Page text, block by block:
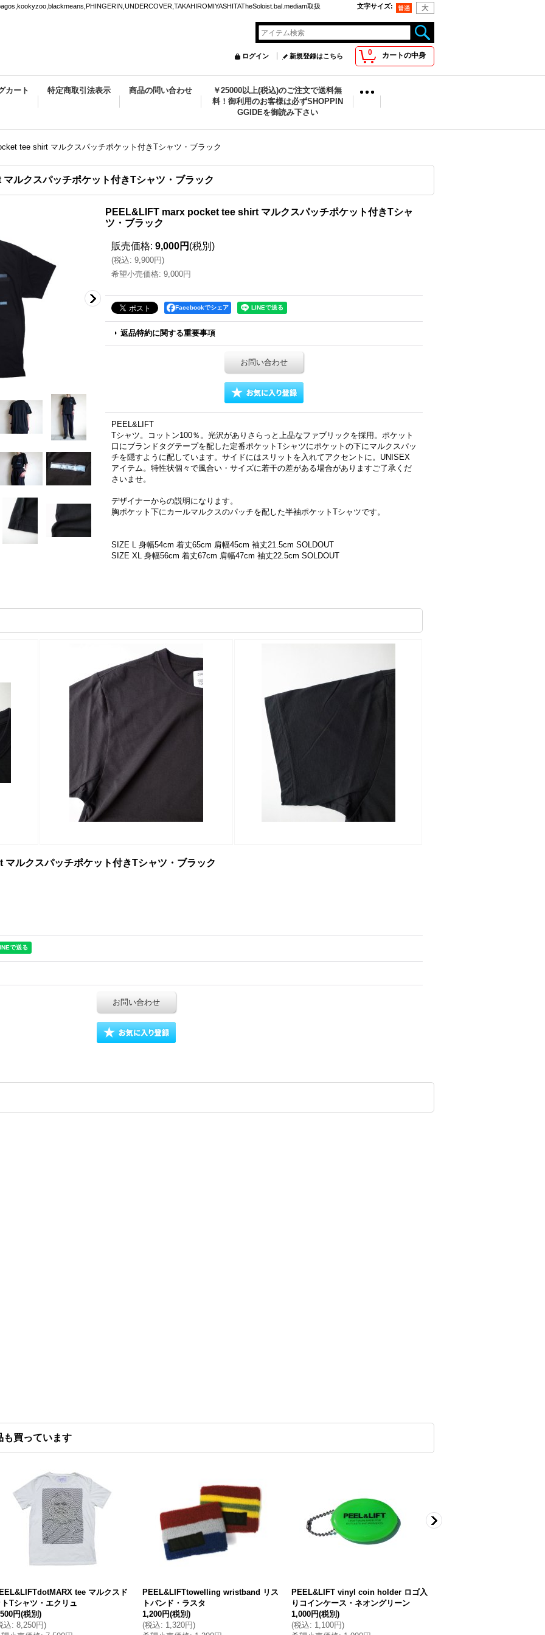
取扱 文字サイズ:
0 カートの中身
ログイン 新規登録はこちら
カート 特定商取引法表示 商品の問い合わせ
￥25000以上(税込)のご注文で送料無
料！御利用のお客様は必ずSHOPPIN
GGIDEを御読み下さい
tee shirt マルクスパッチポケット付きTシャツ・ブラック
ルクスパッチポケット付きTシャツ・ブラック
PEEL&LIFT marx pocket tee shirt マルクスパッチポケット付きTシャ
ツ・ブラック
販売価格: 9,000円 (税別)
(税込: 9,900円)
希望小売価格: 9,000円
Facebookでシェア
返品特約に関する重要事項
お問い合わせ
PEEL&LIFT
Tシャツ。コットン100％。光沢がありさらっと上品なファブリックを採用。ポケット
口にブランドタグテープを配した定番ポケットTシャツにポケットの下にマルクスパッ
チを隠すように配しています。サイドにはスリットを入れてアクセントに。UNISEX
アイテム。特性状個々で風合い・サイズに若干の差がある場合がありますご了承くだ
さいませ。
デザイナーからの説明になります。
胸ポケット下にカールマルクスのパッチを配した半袖ポケットTシャツです。
SIZE L 身幅54cm 着丈65cm 肩幅45cm 袖丈21.5cm SOLDOUT
SIZE XL 身幅56cm 着丈67cm 肩幅47cm 袖丈22.5cm SOLDOUT
ルクスパッチポケット付きTシャツ・ブラック
お問い合わせ
も買っています
tee マルクスド
Tシャツ・エクリュ
円(税別)
込: 8,250円)
PEEL&LIFTtowelling wristband リス
トバンド・ラスタ
1,200円(税別)
(税込: 1,320円)
PEEL&LIFT vinyl coin holder ロゴ入
りコインケース・ネオングリーン
1,000円(税別)
(税込: 1,100円)